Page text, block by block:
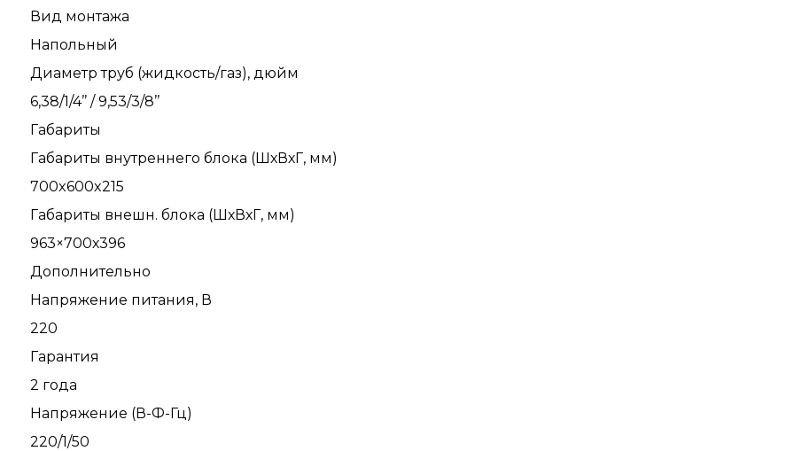
Вид монтажа
Напольный
Диаметр труб (жидкость/газ), дюйм
6,38/1/4’’ / 9,53/3/8’’
Габариты
Габариты внутреннего блока (ШхВхГ, мм)
700x600x215
Габариты внешн. блока (ШхВхГ, мм)
963×700х396
Дополнительно
Напряжение питания, В
220
Гарантия
2 года
Напряжение (В-Ф-Гц)
220/1/50